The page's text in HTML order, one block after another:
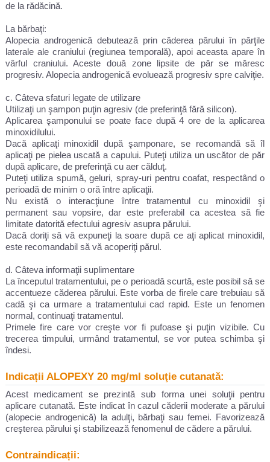
de la rădăcină.
La bărbaţi:
Alopecia androgenică debutează prin căderea părului în părţile
laterale ale craniului (regiunea temporală), apoi aceasta apare în
vârful craniului. Aceste două zone lipsite de păr se măresc
progresiv. Alopecia androgenică evoluează progresiv spre calviţie.
c. Câteva sfaturi legate de utilizare
Utilizaţi un şampon puţin agresiv (de preferinţă fără silicon).
Aplicarea şamponului se poate face după 4 ore de la aplicarea
minoxidilului.
Dacă aplicaţi minoxidil după şamponare, se recomandă să îl
aplicaţi pe pielea uscată a capului. Puteţi utiliza un uscător de păr
după aplicare, de preferinţă cu aer călduţ.
Puteţi utiliza spumă, geluri, spray-uri pentru coafat, respectând o
perioadă de minim o oră între aplicaţii.
Nu există o interacţiune între tratamentul cu minoxidil şi
permanent sau vopsire, dar este preferabil ca acestea să fie
limitate datorită efectului agresiv asupra părului.
Dacă doriţi să vă expuneţi la soare după ce aţi aplicat minoxidil,
este recomandabil să vă acoperiţi părul.
d. Câteva informaţii suplimentare
La începutul tratamentului, pe o perioadă scurtă, este posibil să se
accentueze căderea părului. Este vorba de firele care trebuiau să
cadă şi ca urmare a tratamentului cad rapid. Este un fenomen
normal, continuaţi tratamentul.
Primele fire care vor creşte vor fi pufoase şi puţin vizibile. Cu
trecerea timpului, urmând tratamentul, se vor putea schimba şi
îndesi.
Indicații ALOPEXY 20 mg/ml soluţie cutanată:
Acest medicament se prezintă sub forma unei soluţii pentru
aplicare cutanată. Este indicat în cazul căderii moderate a părului
(alopecie androgenică) la adulţi, bărbaţi sau femei. Favorizează
creşterea părului şi stabilizează fenomenul de cădere a părului.
Contraindicații: